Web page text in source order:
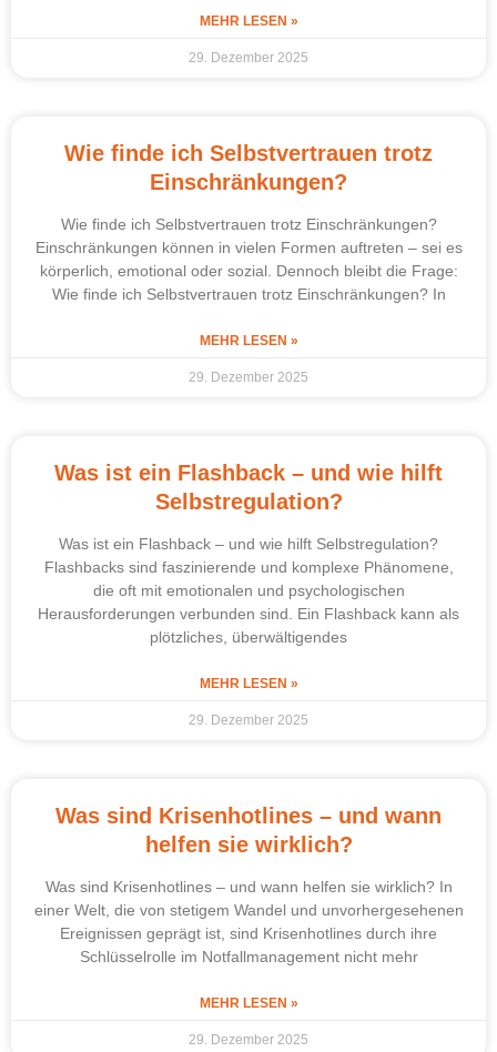
MEHR LESEN »
29. Dezember 2025
Wie finde ich Selbstvertrauen trotz
Einschränkungen?
Wie finde ich Selbstvertrauen trotz Einschränkungen?
Einschränkungen können in vielen Formen auftreten – sei es
körperlich, emotional oder sozial. Dennoch bleibt die Frage:
Wie finde ich Selbstvertrauen trotz Einschränkungen? In
MEHR LESEN »
29. Dezember 2025
Was ist ein Flashback – und wie hilft
Selbstregulation?
Was ist ein Flashback – und wie hilft Selbstregulation?
Flashbacks sind faszinierende und komplexe Phänomene,
die oft mit emotionalen und psychologischen
Herausforderungen verbunden sind. Ein Flashback kann als
plötzliches, überwältigendes
MEHR LESEN »
29. Dezember 2025
Was sind Krisenhotlines – und wann
helfen sie wirklich?
Was sind Krisenhotlines – und wann helfen sie wirklich? In
einer Welt, die von stetigem Wandel und unvorhergesehenen
Ereignissen geprägt ist, sind Krisenhotlines durch ihre
Schlüsselrolle im Notfallmanagement nicht mehr
MEHR LESEN »
29. Dezember 2025